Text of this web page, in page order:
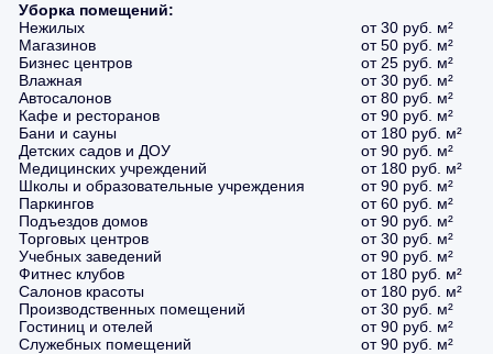
Уборка помещений:
Нежилых
от 30 руб. м²
Магазинов
от 50 руб. м²
Бизнес центров
от 25 руб. м²
Влажная
от 30 руб. м²
Автосалонов
от 80 руб. м²
Кафе и ресторанов
от 90 руб. м²
Бани и сауны
от 180 руб. м²
Детских садов и ДОУ
от 90 руб. м²
Медицинских учреждений
от 180 руб. м²
Школы и образовательные учреждения
от 90 руб. м²
Паркингов
от 60 руб. м²
Подъездов домов
от 90 руб. м²
Торговых центров
от 30 руб. м²
Учебных заведений
от 90 руб. м²
Фитнес клубов
от 180 руб. м²
Салонов красоты
от 180 руб. м²
Производственных помещений
от 30 руб. м²
Гостиниц и отелей
от 90 руб. м²
Служебных помещений
от 90 руб. м²